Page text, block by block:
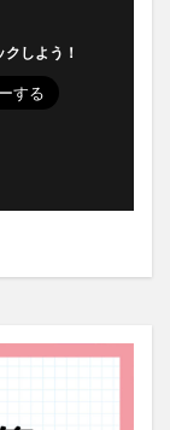
しよう！